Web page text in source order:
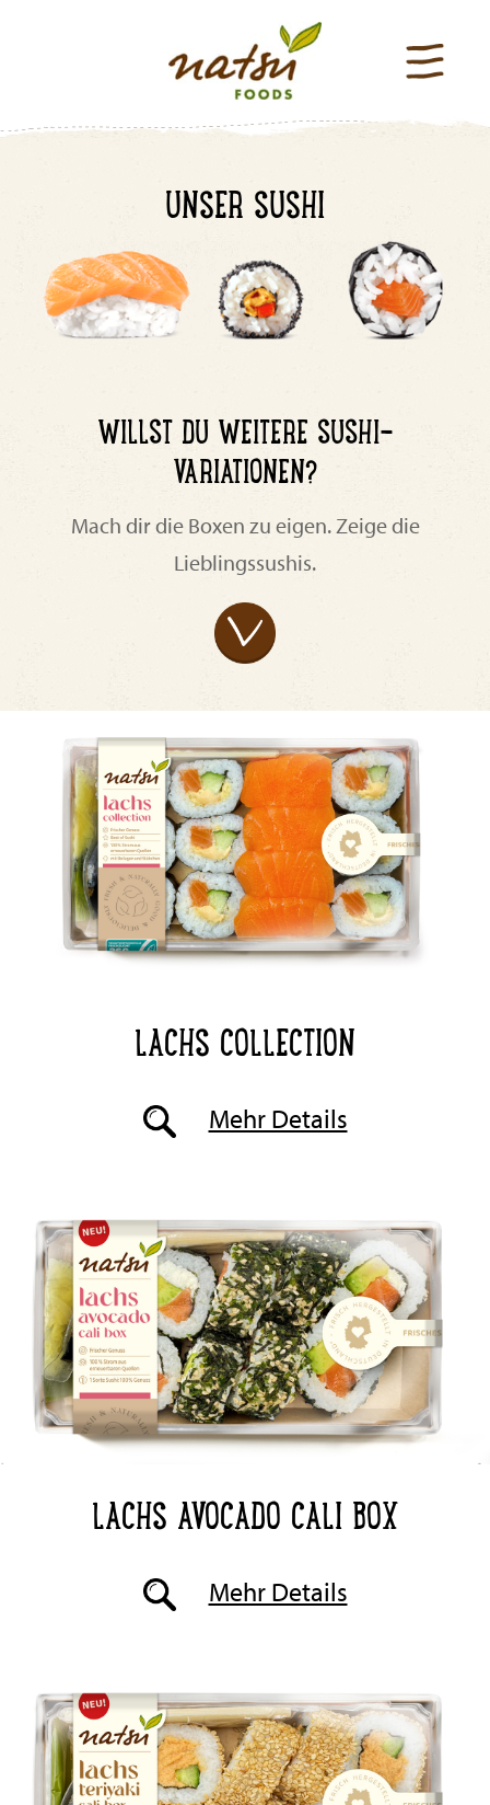
UNSER SUSHI
WILLST DU WEITERE SUSHI-
VARIATIONEN?
Mach dir die Boxen zu eigen. Zeige die
Lieblingssushis.
LACHS COLLECTION
Mehr Details
LACHS AVOCADO CALI BOX
Mehr Details